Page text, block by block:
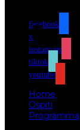
facebook
x
instagram
tiktok
youtube
Home
Ospiti
Programma